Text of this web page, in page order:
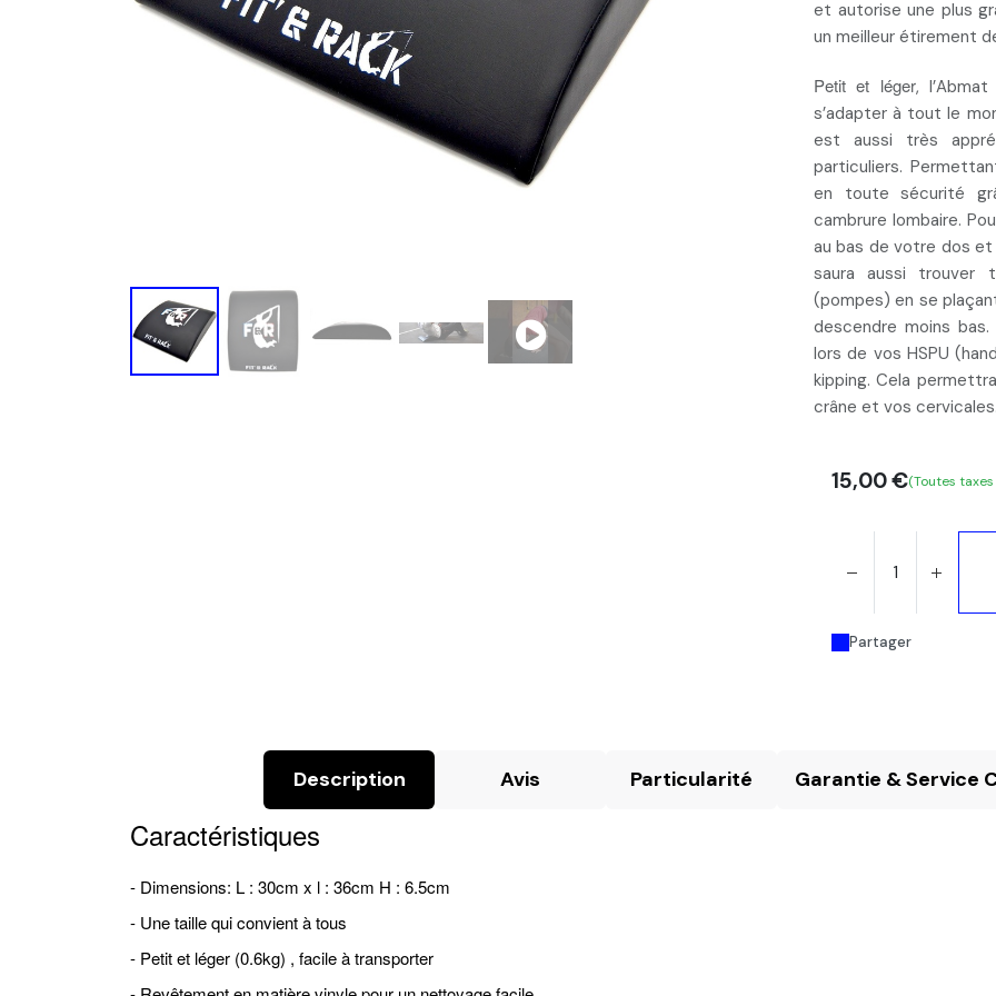
et autorise une plus
un meilleur étirement
Petit et léger,
s’adapter à tout le
est aussi très
particuliers.
en toute sécurité
cambrure lombaire.
au bas de votre dos et
saura aussi trouver
(pompes) en se
descendre moins
lors de vos HSPU
kipping. Cela
crâne et vos
Partager
15,00€(Toutes
Description Avis Particularité Garantie & Service
Caractéristiques
- Dimensions: L : 30cm x l : 36cm H : 6.5cm
- Une taille qui convient à tous
- Petit et léger (0.6kg) , facile à transporter